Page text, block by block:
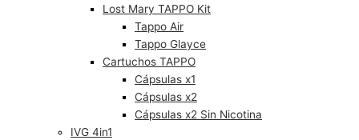
Lost Mary TAPPO Kit
Tappo Air
Tappo Glayce
Cartuchos TAPPO
Cápsulas x1
Cápsulas x2
Cápsulas x2 Sin Nicotina
IVG 4in1